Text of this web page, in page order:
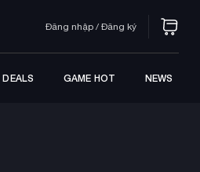
Đăng nhập / Đăng ký
DEALS GAME HOT NEWS